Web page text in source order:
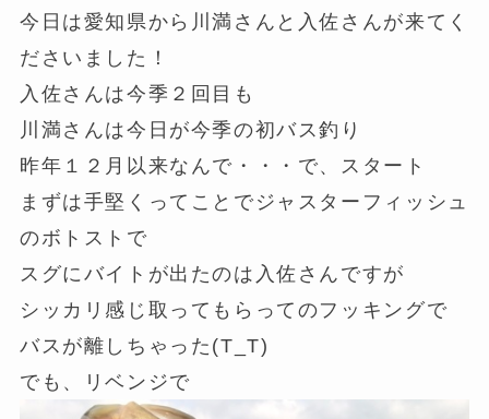
今日は愛知県から川満さんと入佐さんが来てく
ださいました！
入佐さんは今季２回目も
川満さんは今日が今季の初バス釣り
昨年１２月以来なんで・・・で、スタート
まずは手堅くってことでジャスターフィッシュ
のボトストで
スグにバイトが出たのは入佐さんですが
シッカリ感じ取ってもらってのフッキングで
バスが離しちゃった(T_T)
でも、リベンジで